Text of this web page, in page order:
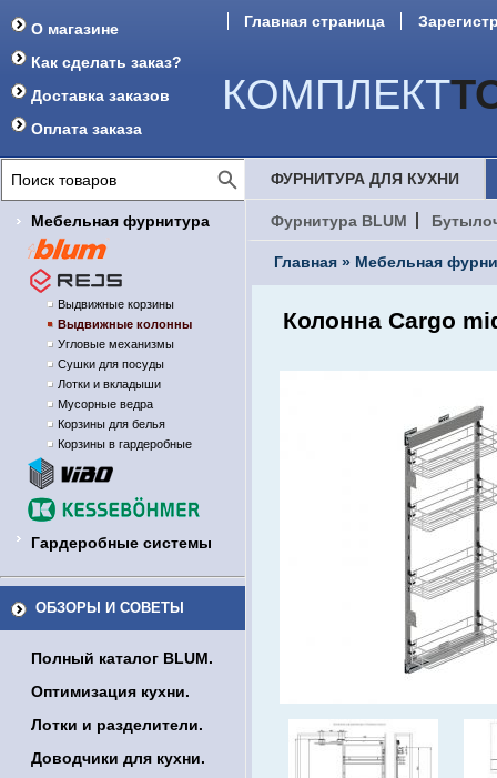
О магазине
Как сделать заказ?
Доставка заказов
Оплата заказа
Главная страница
КОМПЛЕКТ
Мебельная фурнитура
Выдвижные корзины
Выдвижные колонны
Угловые механизмы
Сушки для посуды
Лотки и вкладыши
Мусорные ведра
Корзины для белья
Корзины в гардеробные
Гардеробные системы
ОБЗОРЫ И СОВЕТЫ
Полный каталог BLUM.
Оптимизация кухни.
Лотки и разделители.
Доводчики для кухни.
ФУРНИТУРА ДЛЯ КУХНИ
Фурнитура BLUM
Главная » Мебельная
Колонна Cargo